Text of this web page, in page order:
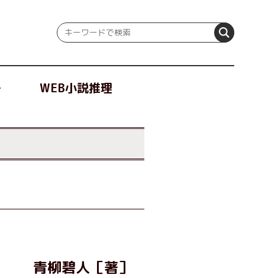
WEB小説推理
青柳碧人［著］